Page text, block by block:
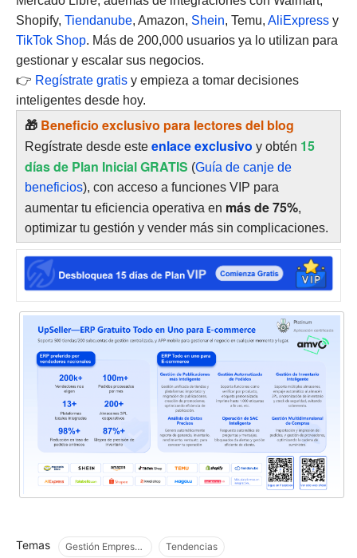
Shopify, Tiendanube, Amazon, Shein, Temu, AliExpress y
TikTok Shop. Más de 200,000 usuarios ya lo utilizan para
gestionar y escalar sus negocios.
👉 Regístrate gratis y empieza a tomar decisiones
inteligentes desde hoy.
🎁 Beneficio exclusivo para lectores del blog
Regístrate desde este enlace exclusivo y obtén 15
días de Plan Inicial GRATIS (Guía de canje de
beneficios), con acceso a funciones VIP para
aumentar tu eficiencia operativa en más de 75%,
optimizar tu gestión y vender más sin complicaciones.
Temas Gestión Empresarial Tendencias